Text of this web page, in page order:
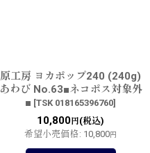
原工房 ヨカポップ240 (240g)
あわび No.63■ネコポス対象外
■ [TSK 018165396760]
10,800 円(税込)
希望小売価格: 10,800円